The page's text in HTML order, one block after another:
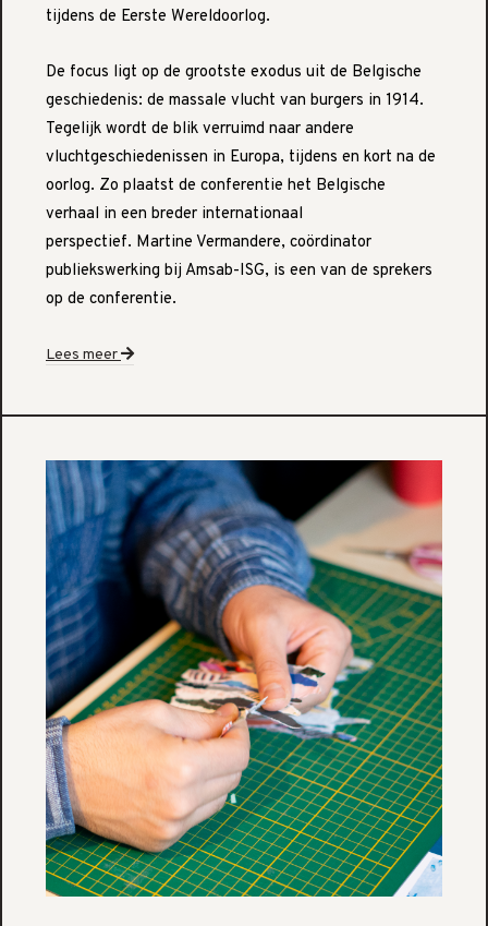
tijdens de Eerste Wereldoorlog.
De focus ligt op de grootste exodus uit de Belgische
geschiedenis: de massale vlucht van burgers in 1914.
Tegelijk wordt de blik verruimd naar andere
vluchtgeschiedenissen in Europa, tijdens en kort na de
oorlog. Zo plaatst de conferentie het Belgische
verhaal in een breder internationaal
perspectief. Martine Vermandere, coördinator
publiekswerking bij Amsab-ISG, is een van de sprekers
op de conferentie.
Lees meer